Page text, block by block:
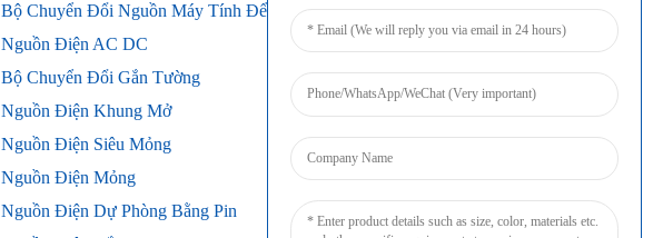
Bộ Chuyển Đổi Nguồn Máy Tính Để Bàn
Nguồn Điện AC DC
Bộ Chuyển Đổi Gắn Tường
Nguồn Điện Khung Mở
Nguồn Điện Siêu Mỏng
Nguồn Điện Mỏng
Nguồn Điện Dự Phòng Bằng Pin